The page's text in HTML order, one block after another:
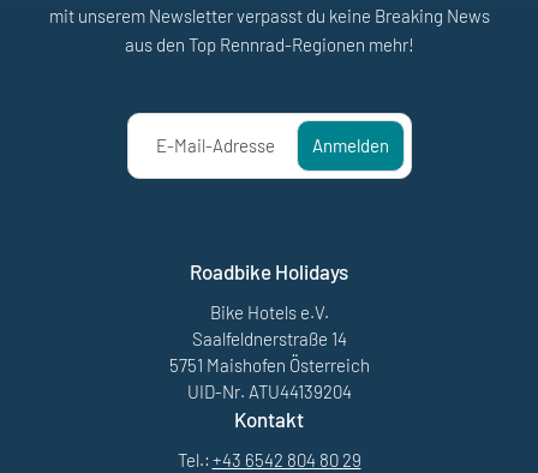
mit unserem Newsletter verpasst du keine Breaking News
aus den Top Rennrad-Regionen mehr!
E-Mail-Adresse Anmelden
Roadbike Holidays
Bike Hotels e.V.
Saalfeldnerstraße 14
5751 Maishofen Österreich
UID-Nr. ATU44139204
Kontakt
Tel.: +43 6542 804 80 29